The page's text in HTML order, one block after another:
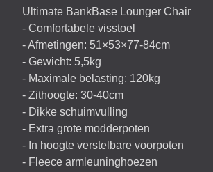
Ultimate BankBase Lounger Chair
- Comfortabele visstoel
- Afmetingen: 51×53×77-84cm
- Gewicht: 5,5kg
- Maximale belasting: 120kg
- Zithoogte: 30-40cm
- Dikke schuimvulling
- Extra grote modderpoten
- In hoogte verstelbare voorpoten
- Fleece armleuninghoezen